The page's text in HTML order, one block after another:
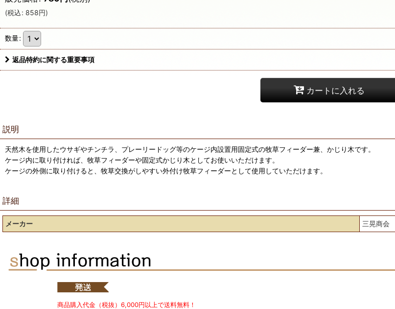
(税込: 858円)
数量:
返品特約に関する重要事項
カートに入れる
説明
天然木を使用したウサギやチンチラ、プレーリードッグ等のケージ内設置用固定式の牧草フィーダー兼、かじり木です。
ケージ内に取り付ければ、牧草フィーダーや固定式かじり木としてお使いいただけます。
ケージの外側に取り付けると、牧草交換がしやすい外付け牧草フィーダーとして使用していただけます。
詳細
メーカー 三晃商会
商品購入代金（税抜）6,000円以上で送料無料！